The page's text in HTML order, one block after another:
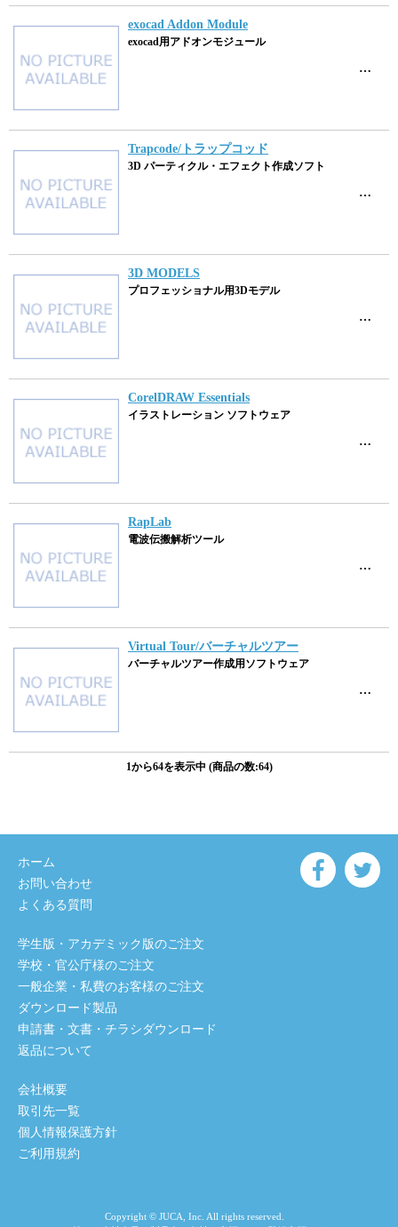
exocad Addon Module
exocad用アドオンモジュール
…
Trapcode/トラップコッド
3D パーティクル・エフェクト作成ソフト
…
3D MODELS
プロフェッショナル用3Dモデル
…
CorelDRAW Essentials
イラストレーション ソフトウェア
…
RapLab
電波伝搬解析ツール
…
Virtual Tour/バーチャルツアー
バーチャルツアー作成用ソフトウェア
…
1から64を表示中 (商品の数:64)
ホーム
お問い合わせ
よくある質問
学生版・アカデミック版のご注文
学校・官公庁様のご注文
一般企業・私費のお客様のご注文
ダウンロード製品
申請書・文書・チラシダウンロード
返品について
会社概要
取引先一覧
個人情報保護方針
ご利用規約
Copyright © JUCA, Inc. All rights reserved.